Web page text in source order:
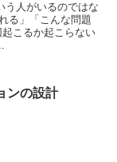
う人がいるのではな
る」「こんな問題
こるか起こらない
ンの設計